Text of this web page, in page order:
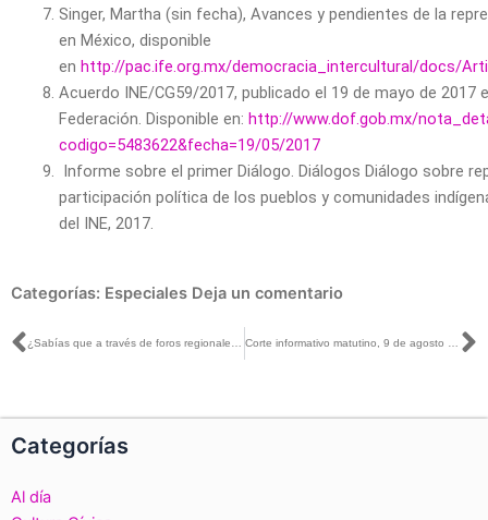
Singer, Martha (sin fecha), Avances y pendientes de la
en México, disponible
en http://pac.ife.org.mx/democracia_intercultural/docs/
Acuerdo INE/CG59/2017, publicado el 19 de mayo de 2017
Federación. Disponible en: http://www.dof.gob.mx/
codigo=5483622&fecha=19/05/2017
Informe sobre el primer Diálogo. Diálogos Diálogo sobre
participación política de los pueblos y comunidades
del INE, 2017.
Categorías: Especiales Deja un comentario
Ant
Categorías
Al día